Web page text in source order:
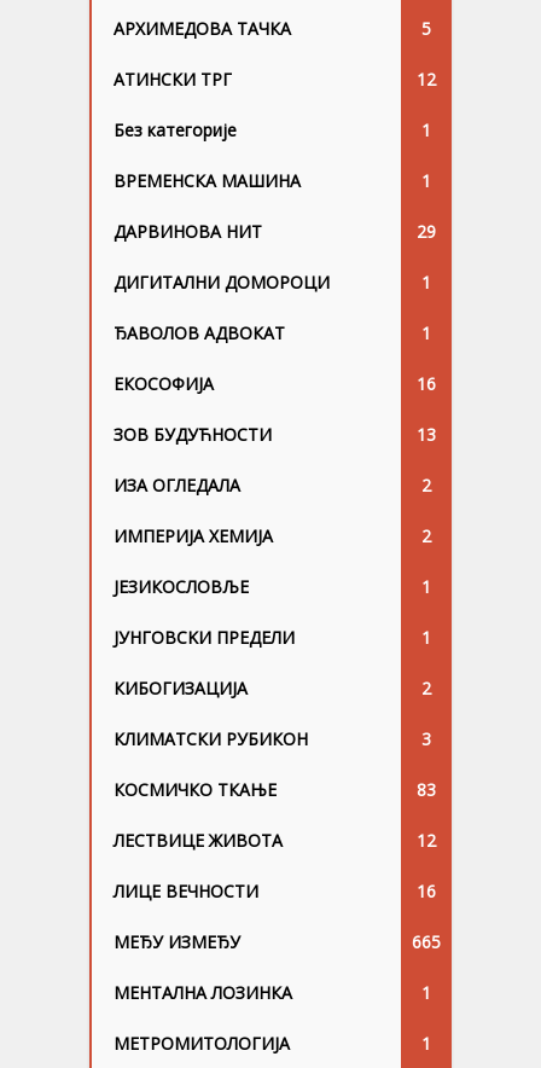
АРХИМЕДОВА ТАЧКА 5
АТИНСКИ ТРГ 12
Без категорије 1
ВРЕМЕНСКА МАШИНА 1
ДАРВИНОВА НИТ 29
ДИГИТАЛНИ ДОМОРОЦИ 1
ЂАВОЛОВ АДВОКАТ 1
ЕКОСОФИЈА 16
ЗОВ БУДУЋНОСТИ 13
ИЗА ОГЛЕДАЛА 2
ИМПЕРИЈА ХЕМИЈА 2
ЈЕЗИКОСЛОВЉЕ 1
ЈУНГОВСKИ ПРЕДЕЛИ 1
КИБОГИЗАЦИЈА 2
КЛИМАТСКИ РУБИКОН 3
КОСМИЧКО ТКАЊЕ 83
ЛЕСТВИЦЕ ЖИВОТА 12
ЛИЦЕ ВЕЧНОСТИ 16
МЕЂУ ИЗМЕЂУ 665
МЕНТАЛНА ЛОЗИНКА 1
МЕТРОМИТОЛОГИЈА 1